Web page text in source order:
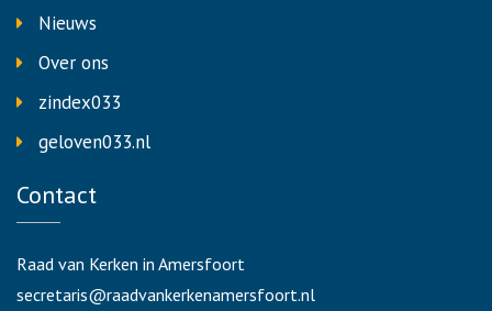
Nieuws
Over ons
zindex033
geloven033.nl
Contact
Raad van Kerken in Amersfoort
secretaris@raadvankerkenamersfoort.nl